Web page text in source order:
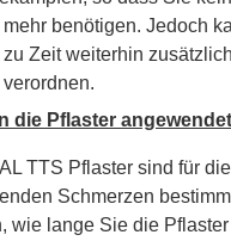
benötigen. Jedoch
zu Zeit weiterhin
die Pflaster
TTS Pflaster sind für
Schmerzen
wie lange Sie die Pflaster